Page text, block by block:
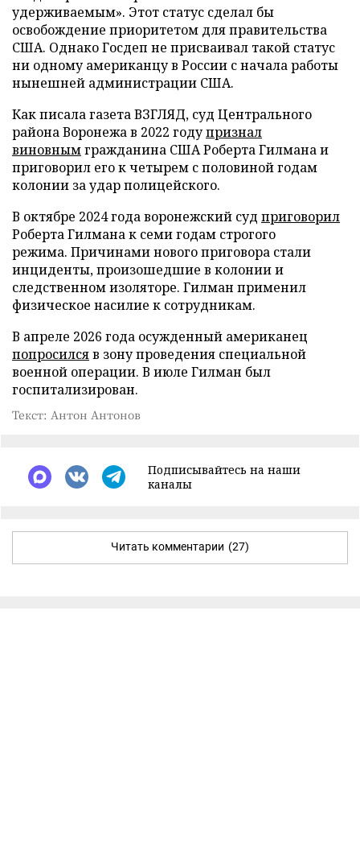
удерживаемым». Этот статус сделал бы
освобождение приоритетом для правительства
США. Однако Госдеп не присваивал такой статус
ни одному американцу в России с начала работы
нынешней администрации США.
Как писала газета ВЗГЛЯД, суд Центрального
района Воронежа в 2022 годупризнал
виновнымгражданина США Роберта Гилмана и
приговорил его к четырем с половиной годам
колонии за удар полицейского.
В октябре 2024 года воронежский суд приговорил
Роберта Гилмана к семи годам строгого
режима. Причинами нового приговора стали
инциденты, произошедшие в колонии и
следственном изоляторе. Гилман применил
физическое насилие к сотрудникам.
В апреле 2026 года осужденный американец
попросилсяв зону проведения специальной
военной операции. В июле Гилман был
госпитализирован.
Текст: Антон Антонов
Подписывайтесь на наши
каналы
Читать комментарии (27)